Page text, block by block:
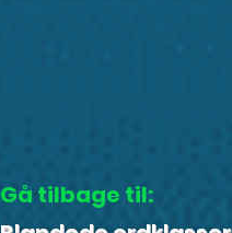
Gå tilbage til: